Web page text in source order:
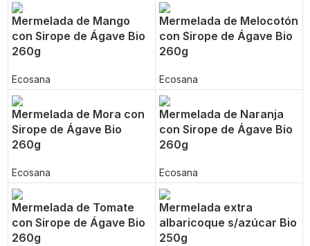
Mermelada de Mango
con Sirope de Ágave Bio
260g
Ecosana
Mermelada de Melocotón
con Sirope de Ágave Bio
260g
Ecosana
Mermelada de Mora con
Sirope de Ágave Bio
260g
Ecosana
Mermelada de Naranja
con Sirope de Ágave Bio
260g
Ecosana
Mermelada de Tomate
con Sirope de Ágave Bio
260g
Mermelada extra
albaricoque s/azúcar Bio
250g